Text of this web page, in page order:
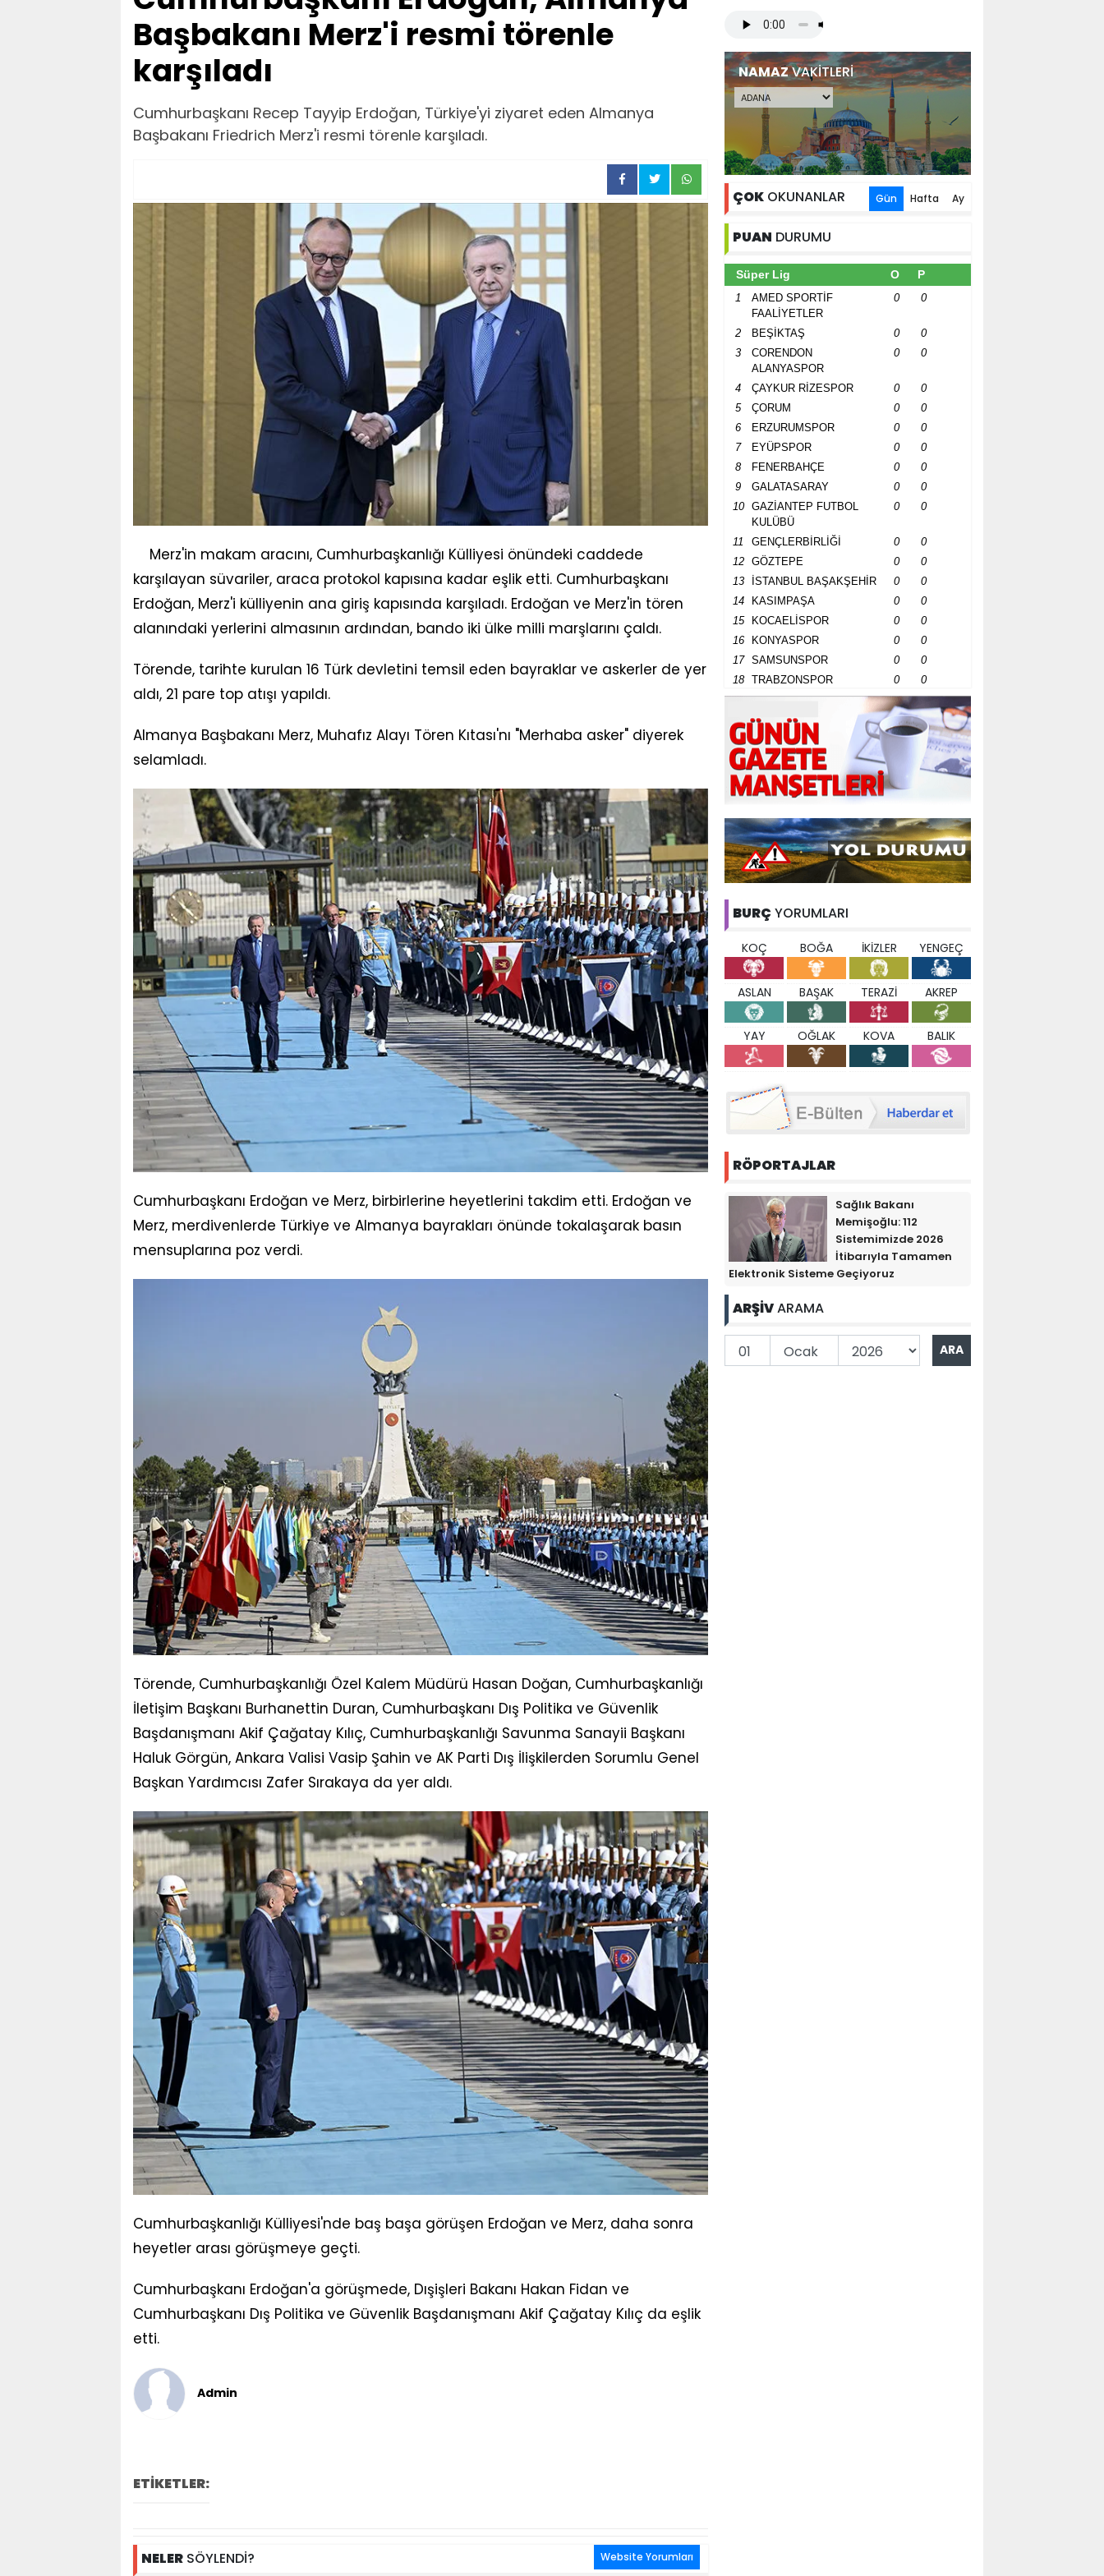
Başbakanı Merz'i resmi törenle
karşıladı
Cumhurbaşkanı Recep Tayyip Erdoğan, Türkiye'yi ziyaret eden Almanya
Başbakanı Friedrich Merz'i resmi törenle karşıladı.
Merz'in makam aracını, Cumhurbaşkanlığı Külliyesi önündeki caddede
karşılayan süvariler, araca protokol kapısına kadar eşlik etti. Cumhurbaşkanı
Erdoğan, Merz'i külliyenin ana giriş kapısında karşıladı. Erdoğan ve Merz'in tören
alanındaki yerlerini almasının ardından, bando iki ülke milli marşlarını çaldı.
Törende, tarihte kurulan 16 Türk devletini temsil eden bayraklar ve askerler de yer
aldı, 21 pare top atışı yapıldı.
Almanya Başbakanı Merz, Muhafız Alayı Tören Kıtası'nı "Merhaba asker" diyerek
selamladı.
Cumhurbaşkanı Erdoğan ve Merz, birbirlerine heyetlerini takdim etti. Erdoğan ve
Merz, merdivenlerde Türkiye ve Almanya bayrakları önünde tokalaşarak basın
mensuplarına poz verdi.
Törende, Cumhurbaşkanlığı Özel Kalem Müdürü Hasan Doğan, Cumhurbaşkanlığı
İletişim Başkanı Burhanettin Duran, Cumhurbaşkanı Dış Politika ve Güvenlik
Başdanışmanı Akif Çağatay Kılıç, Cumhurbaşkanlığı Savunma Sanayii Başkanı
Haluk Görgün, Ankara Valisi Vasip Şahin ve AK Parti Dış İlişkilerden Sorumlu Genel
Başkan Yardımcısı Zafer Sırakaya da yer aldı.
Cumhurbaşkanlığı Külliyesi'nde baş başa görüşen Erdoğan ve Merz, daha sonra
heyetler arası görüşmeye geçti.
Cumhurbaşkanı Erdoğan'a görüşmede, Dışişleri Bakanı Hakan Fidan ve
Cumhurbaşkanı Dış Politika ve Güvenlik Başdanışmanı Akif Çağatay Kılıç da eşlik
etti.
Admin
ETİKETLER:
NELER SÖYLENDİ? Website Yorumları
NAMAZVAKİTLERİ
ÇOK OKUNANLAR Gün Hafta Ay
PUAN DURUMU
Süper Lig O P
1
AMED SPORTİF
FAALİYETLER
0 0
2 BEŞİKTAŞ 0
0
3
CORENDON
ALANYASPOR
0 0
4 ÇAYKUR RİZESPOR 0
0
5
ÇORUM 0
0
6
ERZURUMSPOR 0
0
7
EYÜPSPOR 0
0
8
FENERBAHÇE 0
0
9
GALATASARAY 0
0
10
GAZİANTEP FUTBOL
KULÜBÜ
0 0
11 GENÇLERBİRLİĞİ 0
0
12
GÖZTEPE 0
0
13
İSTANBUL BAŞAKŞEHİR 0
0
14
KASIMPAŞA 0
0
15
KOCAELİSPOR 0
0
16
KONYASPOR 0
0
17
SAMSUNSPOR 0
0
18
TRABZONSPOR 0 0
BURÇ YORUMLARI
KOÇ BOĞA İKİZLER YENGEÇ
ASLAN BAŞAK TERAZİ AKREP
YAY OĞLAK KOVA BALIK
RÖPORTAJLAR
Sağlık Bakanı
Memişoğlu: 112
Sistemimizde 2026
İtibarıyla Tamamen
Elektronik Sisteme Geçiyoruz
ARŞİVARAMA